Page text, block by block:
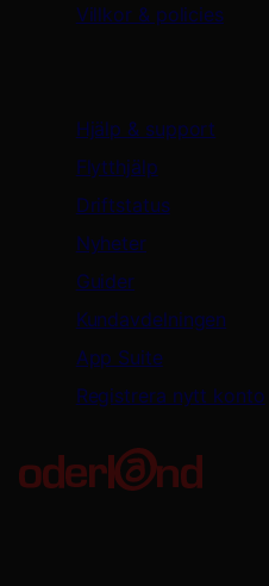
Villkor & policies
Hjälp & support
Flytthjälp
Driftstatus
Nyheter
Guider
Kundavdelningen
App Suite
Registrera nytt konto